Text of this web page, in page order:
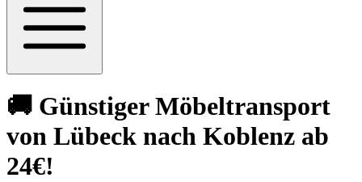
🚚 Günstiger Möbeltransport
von Lübeck nach Koblenz ab
24€!